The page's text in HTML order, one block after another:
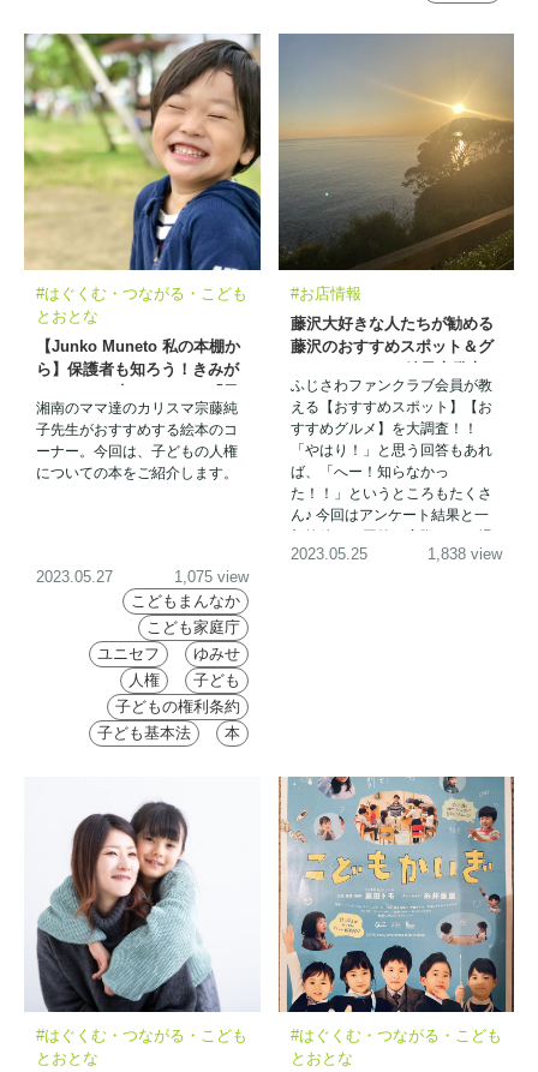
#はぐくむ・つながる・こども
とおとな
【Junko Muneto 私の本棚か
ら】保護者も知ろう！きみが
きみらしく生きるために「子
どもの権利」㉓
湘南のママ達のカリスマ宗藤純
子先生がおすすめする絵本のコ
ーナー。今回は、子どもの人権
についての本をご紹介します。
2023.05.27
1,075 view
こどもまんなか
こども家庭庁
ユニセフ
ゆみせ
人権
子ども
子どもの権利条約
子ども基本法
本
#お店情報
藤沢大好きな人たちが勧める
藤沢のおすすめスポット＆グ
ルメ アンケート結果大発表！
ふじさわファンクラブ会員が教
える【おすすめスポット】【お
すすめグルメ】を大調査！！
「やはり！」と思う回答もあれ
ば、「へー！知らなかっ
た！！」というところもたくさ
ん♪ 今回はアンケート結果と一
部抜粋した回答と実際にその場
所に行ってきたレポートと共に
2023.05.25 1,838 view
#はぐくむ・つながる・こども
とおとな
#はぐくむ・つながる・こども
とおとな